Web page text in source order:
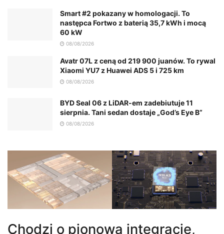
Smart #2 pokazany w homologacji. To
następca Fortwo z baterią 35,7 kWh i mocą
60 kW
08/08/2026
Avatr 07L z ceną od 219 900 juanów. To rywal
Xiaomi YU7 z Huawei ADS 5 i 725 km
08/08/2026
BYD Seal 06 z LiDAR-em zadebiutuje 11
sierpnia. Tani sedan dostaje „God’s Eye B”
08/08/2026
Chodzi o pionową integrację,